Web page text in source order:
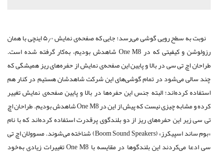
نوبت به سطح رویی گوشی می‌رسد؛ جایی که صفحه‌ی نمایش ۵٫۰ اینچی با همان
رزولوشن و کیفیتی که در One M8 ‌شاهدش بودیم، به‌کار گرفته شده است.
طراحان اچ تی سی در بالا و پایین این صفحه‌ی نمایش از حفره‌‌های ریز همیشگی که
چند سالی می‌شود در تمام‌ گوشی‌های این شرکت شاهدشان هستیم در کنار هم
استفاده کرده‌اند؛ البته جنس این حفره‌ها در بالا و پایین صفحه‌ی نمایش تغییر
کرده و مشابه چیزی نیست‌ که پیش از این در One M8 شاهدش بودیم. طراحان اچ
تی سی زیر این حفره‌های ریز از دو بلندگوی پرقدرت استفاده کرده‌اند که با نام
«بوم ساند اسپیکرز» (Boom Sound Speakers) ‌شناخته می‌شوند. مسوولان اچ تی
سی ادعا می‌کردند این بلندگوها ‌در مقایسه با One M8 تغییرات‌ زیادی به‌خود